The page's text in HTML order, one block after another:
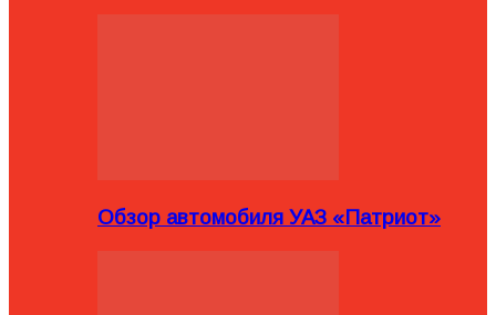
Обзор автомобиля УАЗ «Патриот»